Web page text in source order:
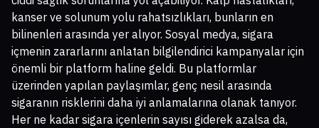
kanser ve solunum yolu rahatsızlıkları, bunların en
bilinenleri arasında yer alıyor. Sosyal medya, sigara
içmenin zararlarını anlatan bilgilendirici kampanyalar için
önemli bir platform haline geldi. Bu platformlar
üzerinden yapılan paylaşımlar, genç nesil arasında
sigaranın risklerini daha iyi anlamalarına olanak tanıyor.
Her ne kadar sigara içenlerin sayısı giderek azalsa da,